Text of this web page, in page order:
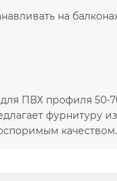
на
ПВХ профиля 50-
фурнитуру
качеством.